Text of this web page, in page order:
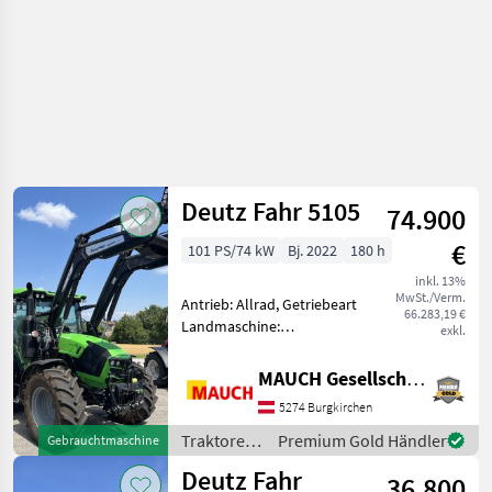
Gebrauchtmaschine
Deutz Fahr 5105
74.900
€
inkl. 13%
MwSt./Verm.
66.283,19 €
exkl.
101 PS/74 kW Bj. 2022 180 h
Antrieb: Allrad, Getriebeart
Landmaschine:
Plattform: Kabine,
Höchstgeschwindigkeit in
km/h: 40 km/h,
Bolzengröße
Anhängevorrichtung (mm):
38mm, Oberl
MAUCH Gesellschaft m.b.H. & Co.KG
5274 Burgkirchen
Traktoren
/ Deutz
Fahr
Premium Gold Händler
Deutz Fahr